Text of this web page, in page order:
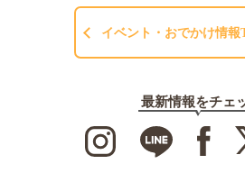
イベント・おでかけ情報
最新情報をチェ